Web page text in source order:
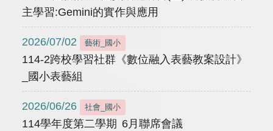
主學習:Gemini的實作與應用
2026/07/02 藝術_國小
114-2跨校學習社群《數位融入表藝教案設計》
_國小表藝組
2026/06/26 社會_國小
114學年度第二學期 6月聯席會議